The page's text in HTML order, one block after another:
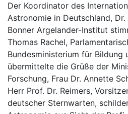
Der Koordinator des
Astronomie in Deutschland,
Bonner Argelander-Institut
Thomas Rachel,
Bundesministerium für Bildung
übermittelte die Grüße der
Forschung, Frau Dr. Annette
Herr Prof. Dr. Reimers,
deutscher Sternwarten,